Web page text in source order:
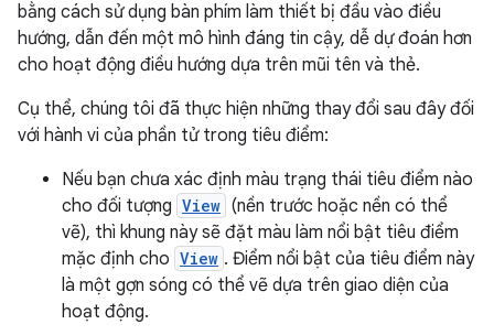
bằng cách sử dụng bàn phím làm thiết bị đầu vào điều
hướng, dẫn đến một mô hình đáng tin cậy, dễ dự đoán hơn
cho hoạt động điều hướng dựa trên mũi tên và thẻ.
Cụ thể, chúng tôi đã thực hiện những thay đổi sau đây đối
với hành vi của phần tử trong tiêu điểm:
Nếu bạn chưa xác định màu trạng thái tiêu điểm nào
cho đối tượng View (nền trước hoặc nền có thể
vẽ), thì khung này sẽ đặt màu làm nổi bật tiêu điểm
mặc định cho View . Điểm nổi bật của tiêu điểm này
là một gợn sóng có thể vẽ dựa trên giao diện của
hoạt động.